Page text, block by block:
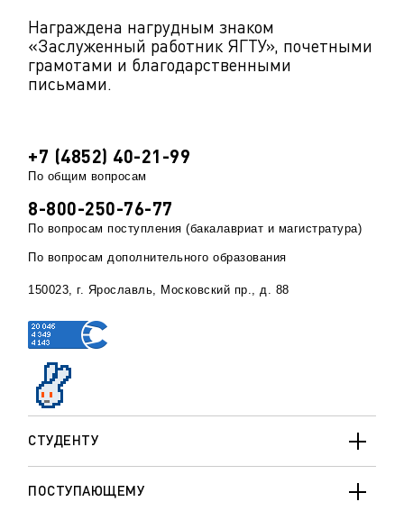
Награждена нагрудным знаком
«Заслуженный работник ЯГТУ», почетными
грамотами и благодарственными
письмами.
СТУДЕНТУ
ПОСТУПАЮЩЕМУ
+7 (4852) 40-21-99
По общим вопросам
8-800-250-76-77
По вопросам поступления (бакалавриат и магистратура)
По вопросам дополнительного образования
150023, г. Ярославль, Московский пр., д. 88